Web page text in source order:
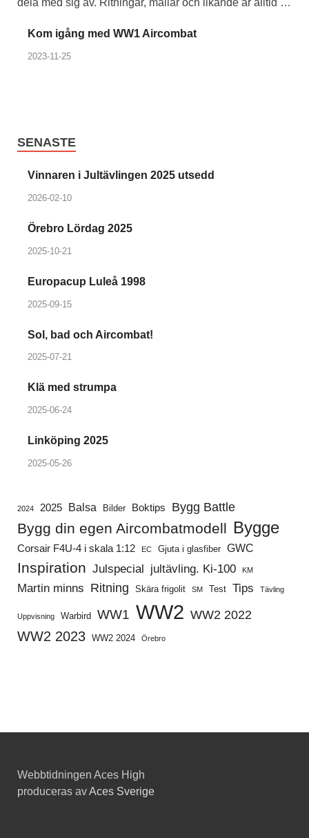
dela med sig av. Ritningar, mallar och likande är alltid …
Kom igång med WW1 Aircombat
2023-11-25
SENASTE
Vinnaren i Jultävlingen 2025 utsedd
2026-02-10
Örebro Lördag 2025
2025-10-21
Europacup Luleå 1998
2025-09-15
Sol, bad och Aircombat!
2025-07-21
Klä med strumpa
2025-06-24
Linköping 2025
2025-05-26
2024 2025 Balsa Bilder Boktips Bygg Battle
Bygg din egen Aircombatmodell Bygge
Corsair F4U-4 i skala 1:12 EC Gjuta i glasfiber GWC
Inspiration Julspecial jultävling. Ki-100 KM
Martin minns Ritning Skära frigolit SM Test Tips Tävling
Uppvisning Warbird WW1 WW2 WW2 2022
WW2 2023 WW2 2024 Örebro
Webbtidningen Aces High
produceras avAces Sverige